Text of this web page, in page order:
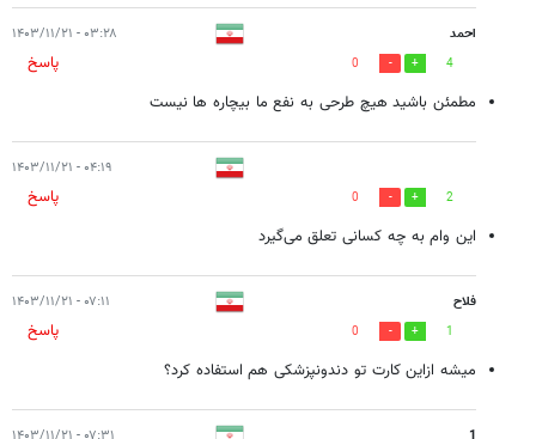
احمد ۰۳:۲۸ - ۱۴۰۳/۱۱/۲۱
4
0
پاسخ
مطمئن باشید هیچ طرحی به نفع ما بیچاره ها نیست
۰۴:۱۹ - ۱۴۰۳/۱۱/۲۱
2
0
پاسخ
این وام به چه کسانی تعلق می‌گیرد
فلاح ۰۷:۱۱ - ۱۴۰۳/۱۱/۲۱
1
0
پاسخ
میشه ازاین کارت تو دندونپزشکی هم استفاده کرد؟